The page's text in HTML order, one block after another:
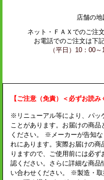
店舗の地
ネット・ ＦＡＸ でのご注
お電話でのご注文は下
（平日）10：00
【ご注意（免責）＜必ずお読み
※リニューアル等により、パッ
ことがあります。お届けの商
ください。 ※メーカーが告知
れにあります。実際お届けの
りますので、ご使用前には必
認ください。さらに詳細な商
い合わせください。 ※製造・